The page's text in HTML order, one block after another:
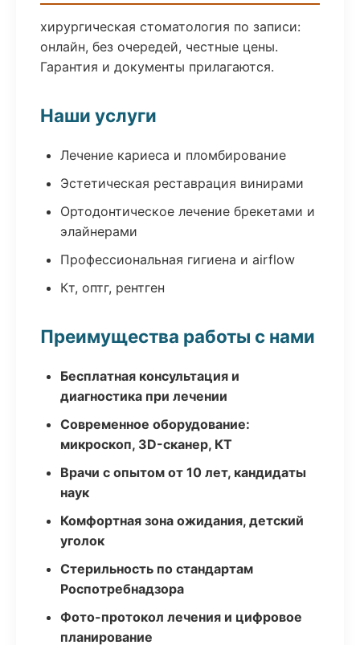
хирургическая стоматология по записи:
онлайн, без очередей, честные цены.
Гарантия и документы прилагаются.
Наши услуги
Лечение кариеса и пломбирование
Эстетическая реставрация винирами
Ортодонтическое лечение брекетами и
элайнерами
Профессиональная гигиена и airflow
Кт, оптг, рентген
Преимущества работы с нами
Бесплатная консультация и
диагностика при лечении
Современное оборудование:
микроскоп, 3D-сканер, КТ
Врачи с опытом от 10 лет, кандидаты
наук
Комфортная зона ожидания, детский
уголок
Стерильность по стандартам
Роспотребнадзора
Фото-протокол лечения и цифровое
планирование